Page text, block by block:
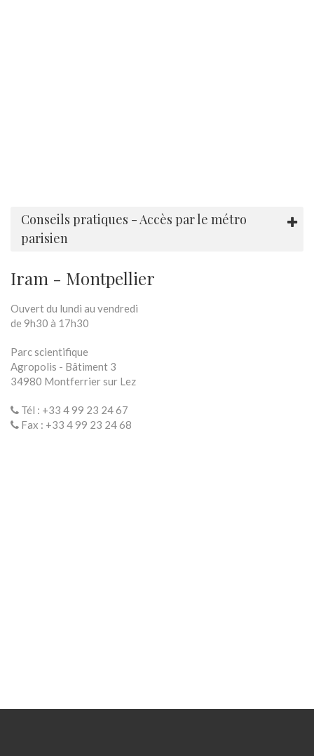
Conseils pratiques - Accès par le métro
parisien
Iram - Montpellier
Ouvert du lundi au vendredi
de 9h30 à 17h30
Parc scientifique
Agropolis - Bâtiment 3
34980 Montferrier sur Lez
Tél : +33 4 99 23 24 67
Fax : +33 4 99 23 24 68